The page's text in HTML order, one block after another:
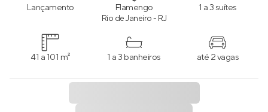
Lançamento Flamengo
Rio de Janeiro - RJ
1 a 3 suítes
41 a 101 m² 1 a 3 banheiros até 2 vagas